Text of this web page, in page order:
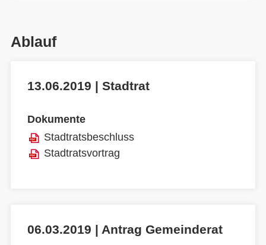
Ablauf
13.06.2019 | Stadtrat
Dokumente
Stadtratsbeschluss
Stadtratsvortrag
06.03.2019 | Antrag Gemeinderat